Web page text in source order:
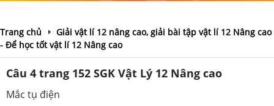
Trang chủ
Giải vật lí 12 nâng cao, giải bài tập vật lí 12 Nâng cao
- Để học tốt vật lí 12 Nâng cao
Câu 4 trang 152 SGK Vật Lý 12 Nâng cao
Mắc tụ điện